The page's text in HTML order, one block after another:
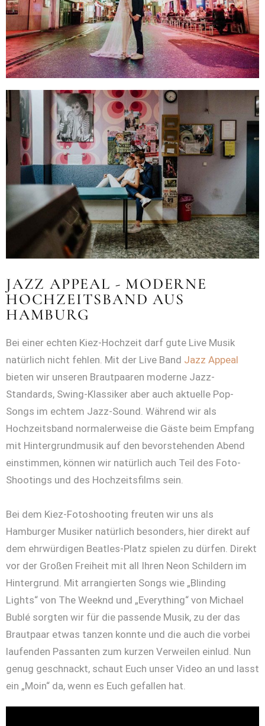
JAZZ APPEAL - MODERNE
HOCHZEITSBAND AUS
HAMBURG
Bei einer echten Kiez-Hochzeit darf gute Live Musik
natürlich nicht fehlen. Mit der Live Band Jazz Appeal
bieten wir unseren Brautpaaren moderne Jazz-
Standards, Swing-Klassiker aber auch aktuelle Pop-
Songs im echtem Jazz-Sound. Während wir als
Hochzeitsband normalerweise die Gäste beim Empfang
mit Hintergrundmusik auf den bevorstehenden Abend
einstimmen, können wir natürlich auch Teil des Foto-
Shootings und des Hochzeitsfilms sein.
Bei dem Kiez-Fotoshooting freuten wir uns als
Hamburger Musiker natürlich besonders, hier direkt auf
dem ehrwürdigen Beatles-Platz spielen zu dürfen. Direkt
vor der Großen Freiheit mit all Ihren Neon Schildern im
Hintergrund. Mit arrangierten Songs wie „Blinding
Lights“ von The Weeknd und „Everything“ von Michael
Bublé sorgten wir für die passende Musik, zu der das
Brautpaar etwas tanzen konnte und die auch die vorbei
laufenden Passanten zum kurzen Verweilen einlud. Nun
genug geschnackt, schaut Euch unser Video an und lasst
ein „Moin“ da, wenn es Euch gefallen hat.